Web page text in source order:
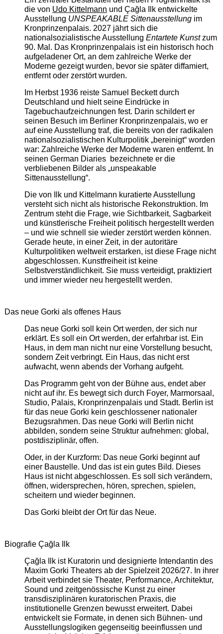
die von Udo Kittelmann und Çağla Ilk entwickelte
Ausstellung UNSPEAKABLE Sittenausstellungim
Kronprinzenpalais. 2027 jährt sich die
nationalsozialistische Ausstellung Entartete Kunstzum
90. Mal. Das Kronprinzenpalais ist ein historisch hoch
aufgeladener Ort, an dem zahlreiche Werke der
Moderne gezeigt wurden, bevor sie später diffamiert,
entfernt oder zerstört wurden.
Im Herbst 1936 reiste Samuel Beckett durch
Deutschland und hielt seine Eindrücke in
Tagebuchaufzeichnungen fest. Darin schildert er
seinen Besuch im Berliner Kronprinzenpalais, wo er
auf eine Ausstellung traf, die bereits von der radikalen
nationalsozialistischen Kulturpolitik „bereinigt“ worden
war: Zahlreiche Werke der Moderne waren entfernt. In
seinen German Diaries bezeichnete er die
verbliebenen Bilder als „unspeakable
Sittenausstellung“.
Die von Ilk und Kittelmann kuratierte Ausstellung
versteht sich nicht als historische Rekonstruktion. Im
Zentrum steht die Frage, wie Sichtbarkeit, Sagbarkeit
und künstlerische Freiheit politisch hergestellt werden
– und wie schnell sie wieder zerstört werden können.
Gerade heute, in einer Zeit, in der autoritäre
Kulturpolitiken weltweit erstarken, ist diese Frage nicht
abgeschlossen. Kunstfreiheit ist keine
Selbstverständlichkeit. Sie muss verteidigt, praktiziert
und immer wieder neu hergestellt werden.
Das neue Gorki als offenes Haus
Das neue Gorki soll kein Ort werden, der sich nur
erklärt. Es soll ein Ort werden, der erfahrbar ist. Ein
Haus, in dem man nicht nur eine Vorstellung besucht,
sondern Zeit verbringt. Ein Haus, das nicht erst
aufwacht, wenn abends der Vorhang aufgeht.
Das Programm geht von der Bühne aus, endet aber
nicht auf ihr. Es bewegt sich durch Foyer, Marmorsaal,
Studio, Palais, Kronprinzenpalais und Stadt. Berlin ist
für das neue Gorki kein geschlossener nationaler
Bezugsrahmen. Das neue Gorki will Berlin nicht
abbilden, sondern seine Struktur aufnehmen: global,
postdisziplinär, offen.
Oder, in der Kurzform: Das neue Gorki beginnt auf
einer Baustelle. Und das ist ein gutes Bild. Dieses
Haus ist nicht abgeschlossen. Es soll sich verändern,
öffnen, widersprechen, hören, sprechen, spielen,
scheitern und wieder beginnen.
Das Gorki bleibt der Ort für das Neue.
Biografie Çağla Ilk
Çağla Ilk ist Kuratorin und designierte Intendantin des
Maxim Gorki Theaters ab der Spielzeit 2026/27. In ihrer
Arbeit verbindet sie Theater, Performance, Architektur,
Sound und zeitgenössische Kunst zu einer
transdisziplinären kuratorischen Praxis, die
institutionelle Grenzen bewusst erweitert. Dabei
entwickelt sie Formate, in denen sich Bühnen- und
Ausstellungslogiken gegenseitig beeinflussen und